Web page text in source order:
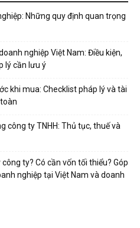
Những quy định quan trọng
nghiệp Việt Nam: Điều kiện,
lý cần lưu ý
khi mua: Checklist pháp lý và tài
công ty TNHH: Thủ tục, thuế và
ty? Có cần vốn tối thiểu? Góp
nghiệp tại Việt Nam và doanh